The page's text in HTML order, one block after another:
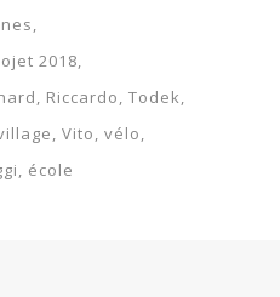
2018
Riccardo Todek
Vito vélo
école